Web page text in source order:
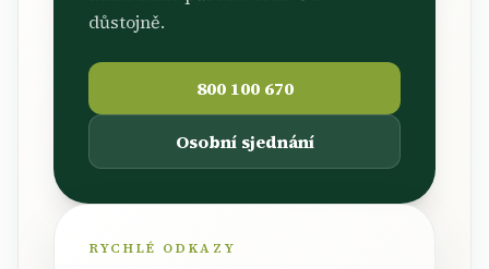
důstojně.
800 100 670
Osobní sjednání
RYCHLÉ ODKAZY